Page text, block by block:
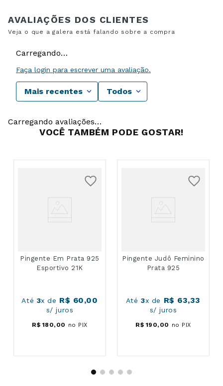
Carregando…
Faça login para escrever uma avaliação.
Mais recentes Todos
Carregando avaliações…
VOCÊ TAMBÉM PODE GOSTAR!
Pingente Em Prata 925
Esportivo 21K
Até 3x de R$ 60,00
s/ juros
R$ 180, 00 no PIX
Pingente Judô Feminino
Prata 925
Até3x de R$ 63,33
s/ juros
R$ 190, 00 no PIX